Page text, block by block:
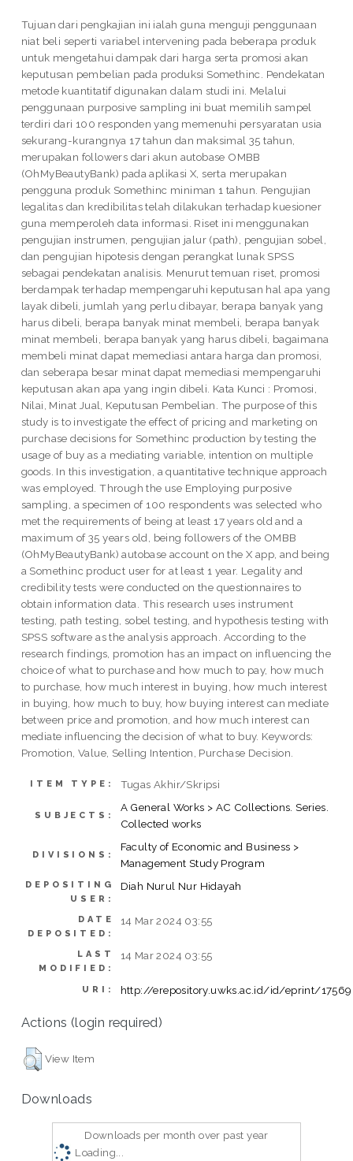
Tujuan dari pengkajian ini ialah guna menguji penggunaan
niat beli seperti variabel intervening pada beberapa produk
untuk mengetahui dampak dari harga serta promosi akan
keputusan pembelian pada produksi Somethinc. Pendekatan
metode kuantitatif digunakan dalam studi ini. Melalui
penggunaan purposive sampling ini buat memilih sampel
terdiri dari 100 responden yang memenuhi persyaratan usia
sekurang-kurangnya 17 tahun dan maksimal 35 tahun,
merupakan followers dari akun autobase OMBB
(OhMyBeautyBank) pada aplikasi X, serta merupakan
pengguna produk Somethinc miniman 1 tahun. Pengujian
legalitas dan kredibilitas telah dilakukan terhadap kuesioner
guna memperoleh data informasi. Riset ini menggunakan
pengujian instrumen, pengujian jalur (path), pengujian sobel,
dan pengujian hipotesis dengan perangkat lunak SPSS
sebagai pendekatan analisis. Menurut temuan riset, promosi
berdampak terhadap mempengaruhi keputusan hal apa yang
layak dibeli, jumlah yang perlu dibayar, berapa banyak yang
harus dibeli, berapa banyak minat membeli, berapa banyak
minat membeli, berapa banyak yang harus dibeli, bagaimana
membeli minat dapat memediasi antara harga dan promosi,
dan seberapa besar minat dapat memediasi mempengaruhi
keputusan akan apa yang ingin dibeli. Kata Kunci : Promosi,
Nilai, Minat Jual, Keputusan Pembelian. The purpose of this
study is to investigate the effect of pricing and marketing on
purchase decisions for Somethinc production by testing the
usage of buy as a mediating variable, intention on multiple
goods. In this investigation, a quantitative technique approach
was employed. Through the use Employing purposive
sampling, a specimen of 100 respondents was selected who
met the requirements of being at least 17 years old and a
maximum of 35 years old, being followers of the OMBB
(OhMyBeautyBank) autobase account on the X app, and being
a Somethinc product user for at least 1 year. Legality and
credibility tests were conducted on the questionnaires to
obtain information data. This research uses instrument
testing, path testing, sobel testing, and hypothesis testing with
SPSS software as the analysis approach. According to the
research findings, promotion has an impact on influencing the
choice of what to purchase and how much to pay, how much
to purchase, how much interest in buying, how much interest
in buying, how much to buy, how buying interest can mediate
between price and promotion, and how much interest can
mediate influencing the decision of what to buy. Keywords:
Promotion, Value, Selling Intention, Purchase Decision.
ITEM TYPE: Tugas Akhir/Skripsi
SUBJECTS:
A General Works > AC Collections. Series.
Collected works
DIVISIONS:
Faculty of Economic and Business >
Management Study Program
DEPOSITING
USER:
Diah Nurul Nur Hidayah
DATE
DEPOSITED:
14 Mar 2024 03:55
LAST
MODIFIED:
14 Mar 2024 03:55
URI: http://erepository.uwks.ac.id/id/eprint/17569
Actions (login required)
View Item
Downloads
Downloads per month over past year
Loading...